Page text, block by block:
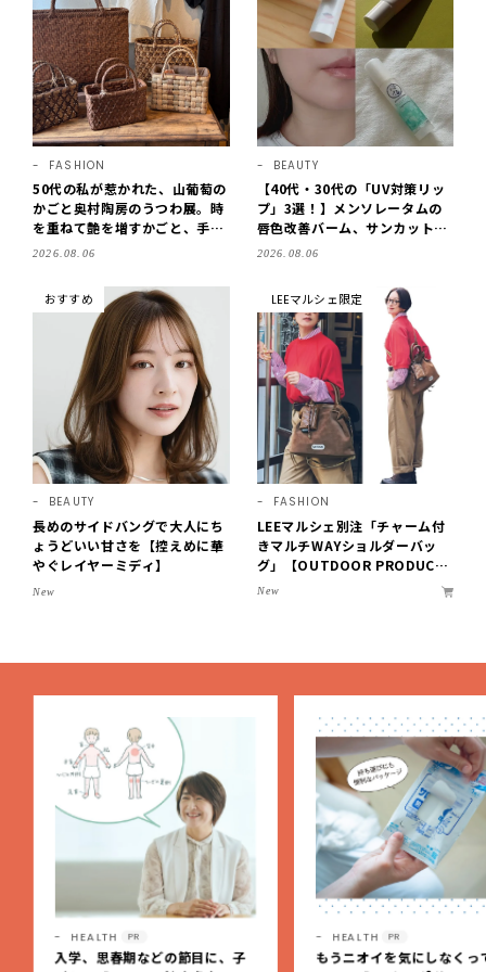
FASHION
50代の私が惹かれた、山葡萄の
かごと奥村陶房のうつわ展。時
を重ねて艶を増すかごと、手仕
事の美しさに出会いました。
2026.08.06
BEAUTY
【40代・30代の「UV対策リッ
プ」3選！】メンソレータムの
唇色改善バーム、サンカットな
どを「夏の紫外線対策」に愛用
2026.08.06
おすすめ
BEAUTY
長めのサイドバングで大人にち
ょうどいい甘さを【控えめに華
やぐレイヤーミディ】
New
LEEマルシェ限定
FASHION
LEEマルシェ別注「チャーム付
きマルチWAYショルダーバッ
グ」【OUTDOOR PRODUCT
S ×LEE100人隊】第3弾はリッ
New
HEALTH PR
入学、思春期などの節目に、子
HEALTH PR
もうニオイを気にしなくっ